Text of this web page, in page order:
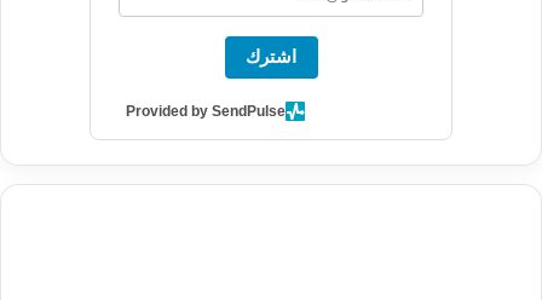
اشترك
Provided by SendPulse